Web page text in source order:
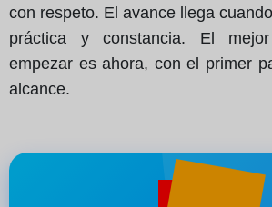
con respeto. El avance llega
práctica y constancia. El
empezar es ahora, con el primer
alcance.